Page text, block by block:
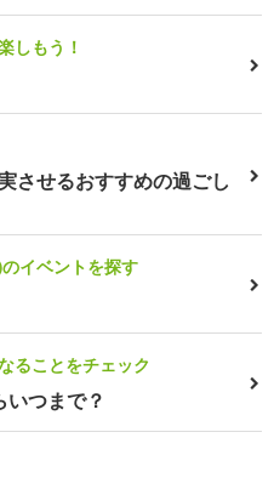
しもう！
させるおすすめの過ごし
イベントを探す
ることをチェック
つまで？